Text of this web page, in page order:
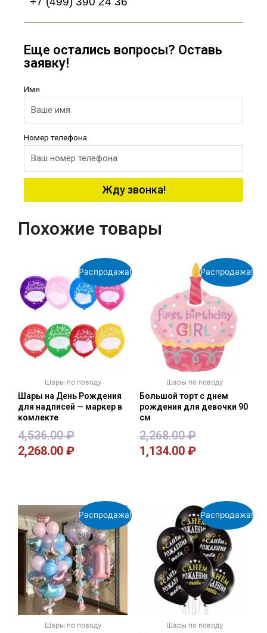
Еще остались вопросы? Оставь
заявку!
Имя
Номер телефона
Жду звонка!
Похожие товары
Распродажа!
Шары по поводу
Шары на День Рождения
для надписей — маркер в
комлекте
4,536.00₽
2,268.00 ₽
Распродажа!
Шары по поводу
Большой торт с днем
рождения для девочки 90
см
2,268.00₽
1,134.00 ₽
Распродажа!
Шары по поводу
Распродажа!
Шары по поводу